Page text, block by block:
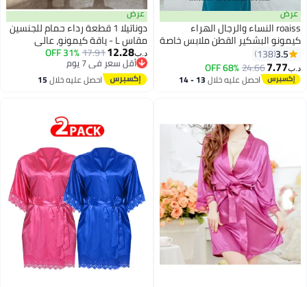
4
عرض
roaiss النساء والرجال الهراء
كيمونو البشكير القطن ملابس خاصة
سبا رداء نوم ثوب النوم النساء
البشكير المياه وصيفه الشرف
الجلباب للجنسين روب للنوم الخريف
رداء
3.5
138
د.ب‏7.77
24.66
68% OFF
احصل عليه خلال 13 - 14
6
عرض
دوناتيلا 1 قطعة رداء حمام للجنسين
مقاس L - ياقة كيمونو، عالي
الامتصاص، سريع الجفاف، رداء سبا
ناعم مع حزام وجيوب - مايكروفايبر
330 جي إس إم، للاستخدام اليومي
د.ب‏12.28
17.91
31% OFF
أقل سعر في 7 يوم
أقل سعر في 7 يوماحصل عليه خلال15